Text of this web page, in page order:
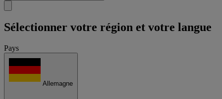
Sélectionner votre région et votre langue
Pays
Allemagne